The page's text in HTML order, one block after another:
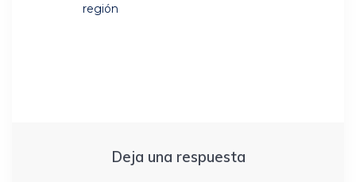
región
Deja una respuesta